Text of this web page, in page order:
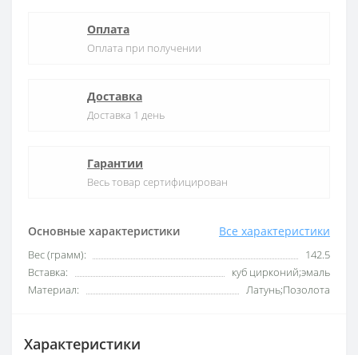
Основные характеристики Все характеристики
Вес (грамм):
142.5
Вставка:
куб цирконий;эмаль
Материал:
Латунь;Позолота
Оплата
Оплата при получении
Доставка
Доставка 1 день
Гарантии
Весь товар сертифицирован
Характеристики